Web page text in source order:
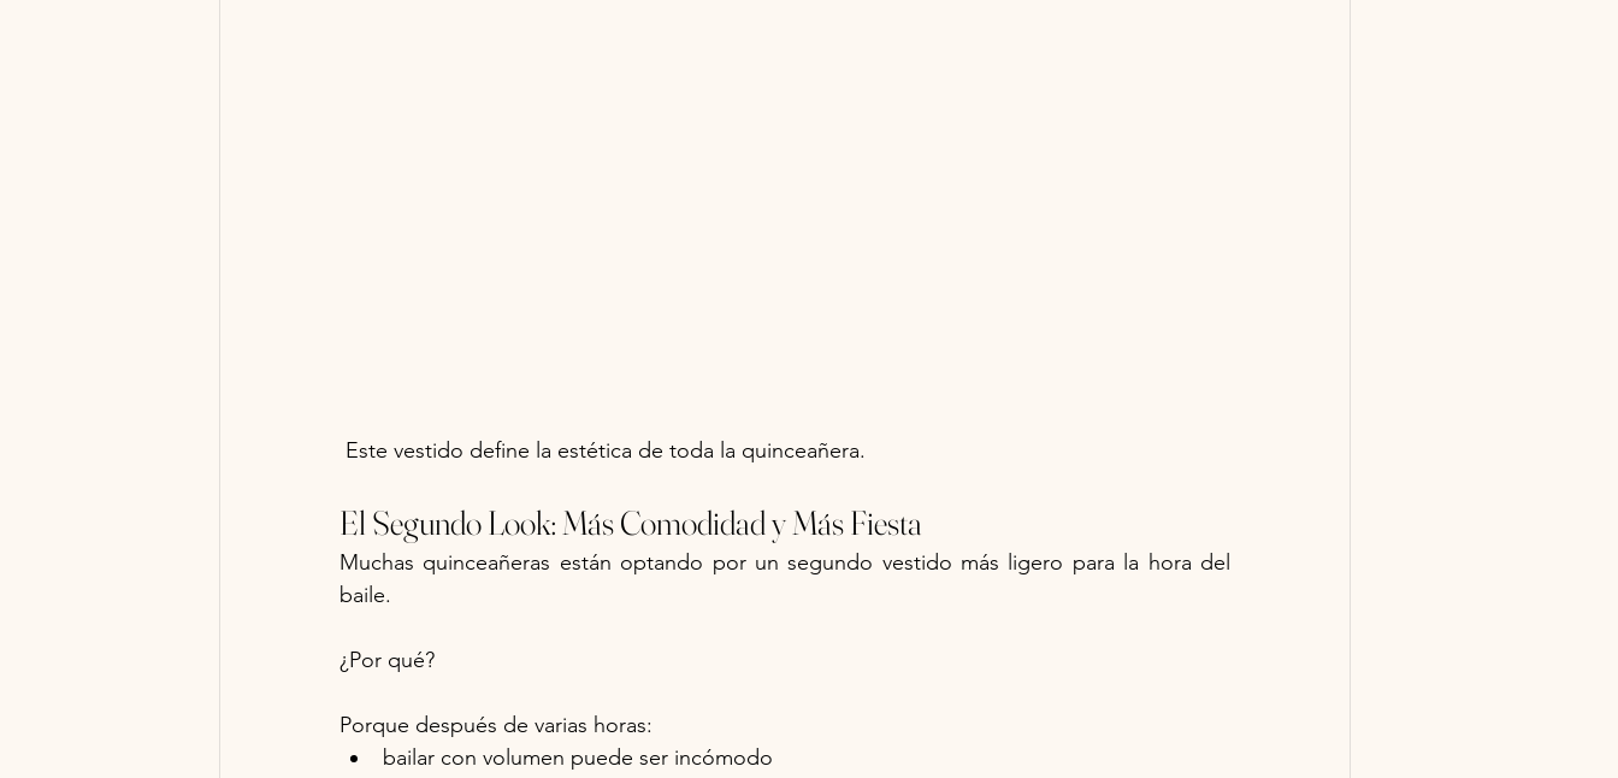
Este vestido define la estética de toda la quinceañera.
El Segundo Look: Más Comodidad y Más Fiesta
Muchas quinceañeras están optando por un segundo vestido más ligero para la hora del
baile.
¿Por qué?
Porque después de varias horas:
bailar con volumen puede ser incómodo